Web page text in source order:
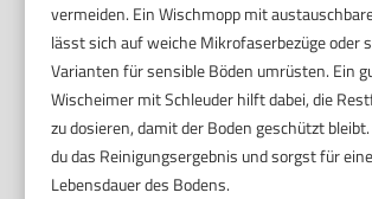
vermeiden. Ein Wischmopp mit
lässt sich auf weiche Mikrofaserbezüge oder
Varianten für sensible Böden umrüsten. Ein
Wischeimer mit Schleuder hilft dabei, die
zu dosieren, damit der Boden geschützt
du das Reinigungsergebnis und sorgst für
Lebensdauer des Bodens.